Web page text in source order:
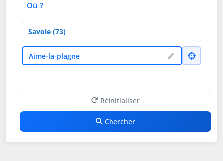
Où ?
Département
VilleAime-la-plagne
Réinitialiser
Chercher